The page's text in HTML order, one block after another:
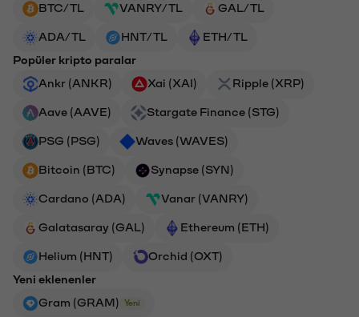
BTC/TL VANRY/TL GAL/TL
ADA/TL HNT/TL
ETH/TL
Popüler kripto paralar
Ankr (ANKR)
Xai (XAI) Ripple (XRP)
Aave (AAVE) Stargate Finance (STG)
PSG (PSG) Waves (WAVES)
Bitcoin (BTC) Synapse (SYN)
Cardano (ADA) Vanar (VANRY)
Galatasaray (GAL) Ethereum (ETH)
Helium (HNT)
Orchid (OXT)
Yeni eklenenler
Gram (GRAM)
Yeni